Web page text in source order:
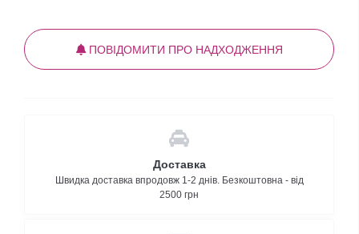
ПОВІДОМИТИ ПРО НАДХОДЖЕННЯ
Доставка
Швидка доставка впродовж 1-2 днів. Безкоштовна - від
2500 грн